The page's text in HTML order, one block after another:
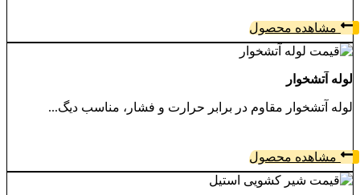
مشاهده محصول
لوله آتشخوار
لوله آتشخوار مقاوم در برابر حرارت و فشار، مناسب دیگ...
مشاهده محصول